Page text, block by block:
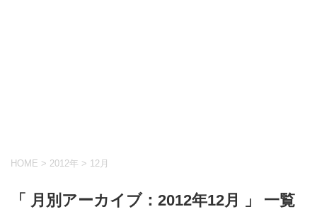
HOME > 2012年 > 12月
「 月別アーカイブ：2012年12月 」 一覧